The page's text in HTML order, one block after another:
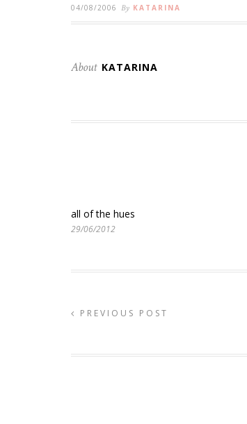
04/08/2006 By KATARINA
About KATARINA
all of the hues
29/06/2012
PREVIOUS POST